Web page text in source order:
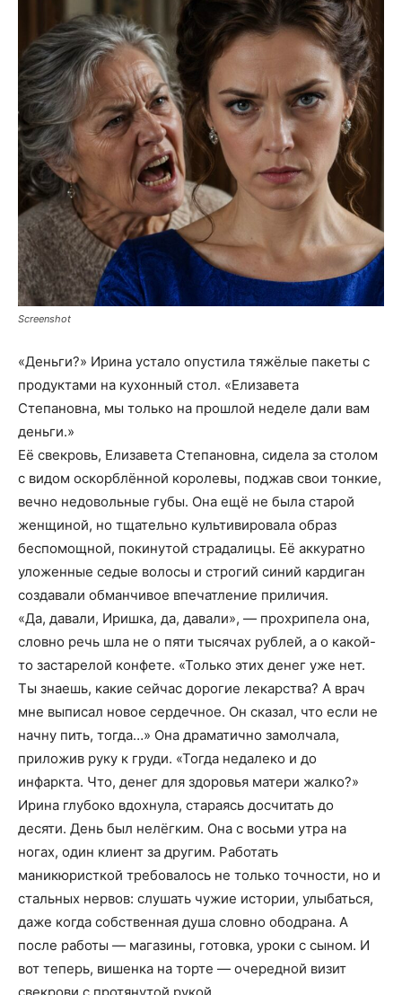
Screenshot
«Деньги?» Ирина устало опустила тяжёлые пакеты с
продуктами на кухонный стол. «Елизавета
Степановна, мы только на прошлой неделе дали вам
деньги.»
Её свекровь, Елизавета Степановна, сидела за столом
с видом оскорблённой королевы, поджав свои тонкие,
вечно недовольные губы. Она ещё не была старой
женщиной, но тщательно культивировала образ
беспомощной, покинутой страдалицы. Её аккуратно
уложенные седые волосы и строгий синий кардиган
создавали обманчивое впечатление приличия.
«Да, давали, Иришка, да, давали», — прохрипела она,
словно речь шла не о пяти тысячах рублей, а о какой-
то застарелой конфете. «Только этих денег уже нет.
Ты знаешь, какие сейчас дорогие лекарства? А врач
мне выписал новое сердечное. Он сказал, что если не
начну пить, тогда…» Она драматично замолчала,
приложив руку к груди. «Тогда недалеко и до
инфаркта. Что, денег для здоровья матери жалко?»
Ирина глубоко вдохнула, стараясь досчитать до
десяти. День был нелёгким. Она с восьми утра на
ногах, один клиент за другим. Работать
маникюристкой требовалось не только точности, но и
стальных нервов: слушать чужие истории, улыбаться,
даже когда собственная душа словно ободрана. А
после работы — магазины, готовка, уроки с сыном. И
вот теперь, вишенка на торте — очередной визит